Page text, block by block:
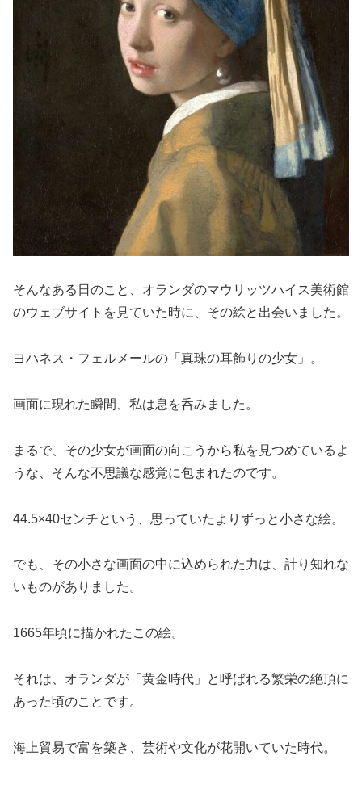
そんなある日のこと、オランダのマウリッツハイス美術館
のウェブサイトを見ていた時に、その絵と出会いました。
ヨハネス・フェルメールの「真珠の耳飾りの少女」。
画面に現れた瞬間、私は息を呑みました。
まるで、その少女が画面の向こうから私を見つめているよ
うな、そんな不思議な感覚に包まれたのです。
44.5×40センチという、思っていたよりずっと小さな絵。
でも、その小さな画面の中に込められた力は、計り知れな
いものがありました。
1665年頃に描かれたこの絵。
それは、オランダが「黄金時代」と呼ばれる繁栄の絶頂に
あった頃のことです。
海上貿易で富を築き、芸術や文化が花開いていた時代。